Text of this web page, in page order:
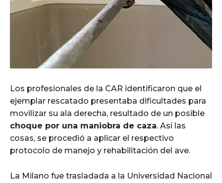
Los profesionales de la CAR identificaron que el
ejemplar rescatado presentaba dificultades para
movilizar su ala derecha, resultado de un posible
choque por una maniobra de caza. Así las
cosas, se procedió a aplicar el respectivo
protocolo de manejo y rehabilitación del ave.
La Milano fue trasladada a la Universidad Nacional